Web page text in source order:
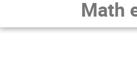
Math